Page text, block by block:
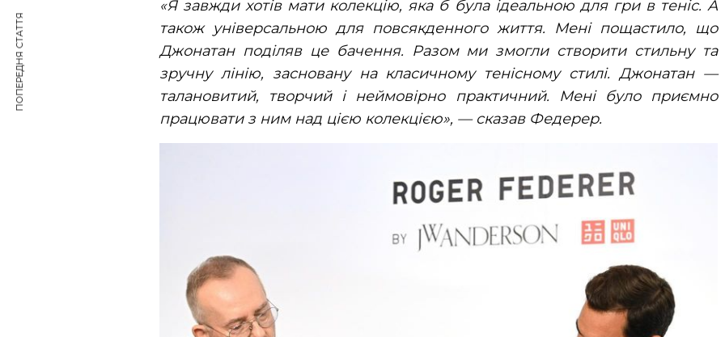
«Я завжди хотів мати колекцію, яка б була ідеальною для гри в теніс. А
також універсальною для повсякденного життя. Мені пощастило, що
Джонатан поділяв це бачення. Разом ми змогли створити стильну та
зручну лінію, засновану на класичному тенісному стилі. Джонатан —
талановитий, творчий і неймовірно практичний. Мені було приємно
працювати з ним над цією колекцією», — сказав Федерер.
ПОПЕРЕДНЯ СТАТТЯ